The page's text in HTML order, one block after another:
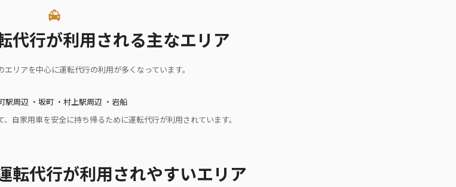
代行が利用される主なエリア
リアを中心に運転代行の利用が多くなっています。
駅周辺 ・坂町 ・村上駅周辺 ・岩船
自家用車を安全に持ち帰るために運転代行が利用されています。
転代行が利用されやすいエリア